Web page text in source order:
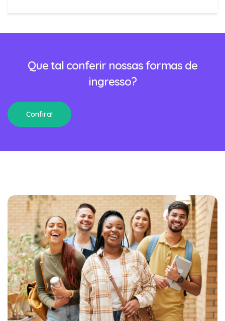
Que tal conferir nossas formas de
ingresso?
Confira!